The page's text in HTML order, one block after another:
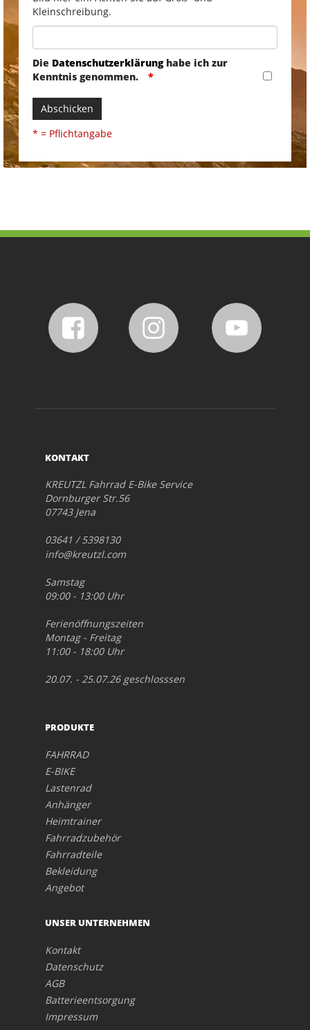
Kleinschreibung.
Die Datenschutzerklärunghabe ich zur
Kenntnis genommen.
Abschicken
* = Pflichtangabe
KONTAKT
KREUTZL Fahrrad E-Bike Service
Dornburger Str.56
07743 Jena
03641 / 5398130
info@kreutzl.com
Samstag
09:00 - 13:00 Uhr
Ferienöffnungszeiten
Montag - Freitag
11:00 - 18:00 Uhr
20.07. - 25.07.26 geschlosssen
PRODUKTE
FAHRRAD
E-BIKE
Lastenrad
Anhänger
Heimtrainer
Fahrradzubehör
Fahrradteile
Bekleidung
Angebot
UNSER UNTERNEHMEN
Kontakt
Datenschutz
AGB
Batterieentsorgung
Impressum